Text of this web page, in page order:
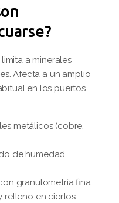
a minerales
Afecta a un amplio
en los puertos
metálicos (cobre,
de humedad.
granulometría fina.
relleno en ciertos